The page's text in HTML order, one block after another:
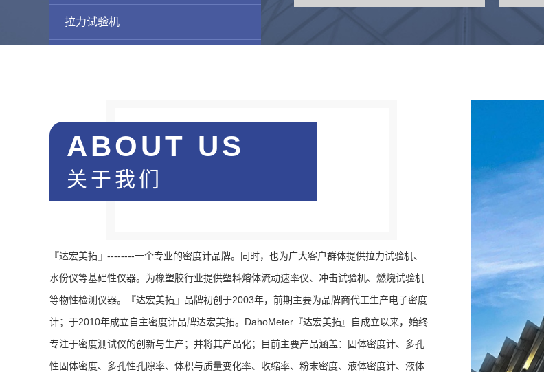
拉力试验机
ABOUT US
关于我们
『达宏美拓』--------一个专业的密度计品牌。同时，也为广大客户群体提供拉力试验机、
水份仪等基础性仪器。为橡塑胶行业提供塑料熔体流动速率仪、冲击试验机、燃烧试验机
等物性检测仪器。『达宏美拓』品牌初创于2003年，前期主要为品牌商代工生产电子密度
计；于2010年成立自主密度计品牌达宏美拓。DahoMeter『达宏美拓』自成立以来，始终
专注于密度测试仪的创新与生产；并将其产品化；目前主要产品涵盖：固体密度计、多孔
性固体密度、多孔性孔隙率、体积与质量变化率、收缩率、粉末密度、液体密度计、液体